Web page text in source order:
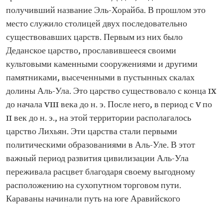
получивший название Эль-Хорайба. В прошлом это
место служило столицей двух последовательно
существовавших царств. Первым из них было
Деданское царство, прославившееся своими
культовыми каменными сооружениями и другими
памятниками, высеченными в пустынных скалах
долины Аль-Ула. Это царство существовало с конца IX
до начала VIII века до н. э. После него, в период с V по
II век до н. э., на этой территории располагалось
царство Лихьян. Эти царства стали первыми
политическими образованиями в Аль-Уле. В этот
важный период развития цивилизации Аль-Ула
переживала расцвет благодаря своему выгодному
расположению на сухопутном торговом пути.
Караваны начинали путь на юге Аравийского